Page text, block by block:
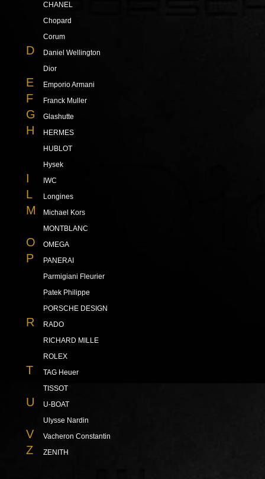
CHANEL
Chopard
Corum
D
Daniel Wellington
Dior
E Emporio Armani
F Franck Muller
G Glashutte
H
HERMES
HUBLOT
Hysek
I IWC
L Longines
M
Michael Kors
MONTBLANC
O OMEGA
P
PANERAI
Parmigiani Fleurier
Patek Philippe
PORSCHE DESIGN
R
RADO
RICHARD MILLE
ROLEX
T
TAG Heuer
TISSOT
U
U-BOAT
Ulysse Nardin
V Vacheron Constantin
Z ZENITH